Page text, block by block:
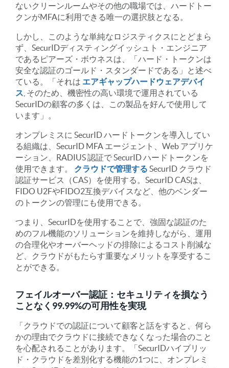
ないクリーンルームやその他の職場では、ハードトー
クンがMFAに利用できる唯一の選択肢となる。
しかし、このような単純なロジスティクスにとどまら
ず、SecurIDディスティングイッシュト・エンジニア
であるピアーズ・ボウネスは、「ハード・トークンは
安全な認証のゴールド・スタンダードである」と述べ
ている。「それは エアギャップハードウェアデバイ
ス , そのため、機密性の高い環境で運用されている
SecurIDの顧客の多くは、この製品を好んで使用して
います」。
オンプレミスに SecurID ハードトークンを導入してい
る組織は、SecurID MFA エージェント、Web アプリケ
ーション、RADIUS 認証で SecurID ハードトークンを
使用できます。 クラウドで管理する SecurID クラウド
認証サービス（CAS）を使用する。SecurID CASは、
FIDO U2FやFIDO2互換デバイスなど、他のベンダー
のトークンの管理にも使用できる。
つまり、SecurIDを使用することで、強固な認証のた
めのフル機能のソリューションを維持しながら、運用
の合理化やオーバーヘッドの排除によるコスト削減な
ど、クラウドがもたらす重要なメリットを享受するこ
とができる。
フェイルオーバー認証：セキュリティを損なう
ことなく99.99%の可用性を実現
「クラウドでの認証について顧客と話をすると、何ら
かの理由でクラウドに接続できなくなった場合のこと
を心配されることがあります。「SecurIDハイブリッ
ド・クラウドを差別化する機能の1つに、オンプレミ